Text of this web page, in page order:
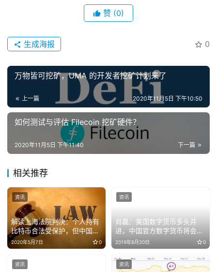
赞 (0)
0
生成海报
万物皆可挖矿，UMA 的开发者挖矿计划来了
上一篇 2020年11月5日 下午10:50
如何测试与评估 Filecoin 挖矿硬件？
下一篇
2020年11月5日 下午11:40
相关推荐
解读上海法院判决：个人持有
比特币合法受保护，但中国不
认可行情交易平台
2020年5月7日 0
资讯
肖磊：美国数字货币多头并
进，中国官方数字货币将会在
深圳诞生
2019年8月20日 0
资讯
资讯 资讯